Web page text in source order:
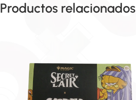
Productos relacionados